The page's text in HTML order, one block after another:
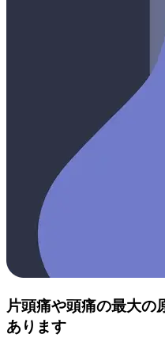
片頭痛や頭痛の最大の
あります